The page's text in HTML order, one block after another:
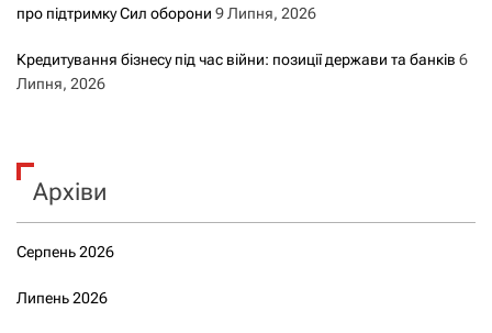
про підтримку Сил оборони 9 Липня, 2026
Кредитування бізнесу під час війни: позиції держави та банків 6
Липня, 2026
Архіви
Серпень 2026
Липень 2026